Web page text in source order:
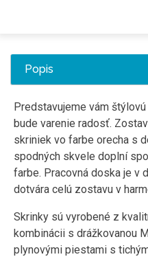
Popis
Predstavujeme vám
bude varenie radosť.
skriniek vo farbe orecha s
spodných skvele doplní
farbe. Pracovná doska je v
dotvára celú zostavu v
Skrinky sú vyrobené z
kombinácii s drážkovanou
plynovými piestami s